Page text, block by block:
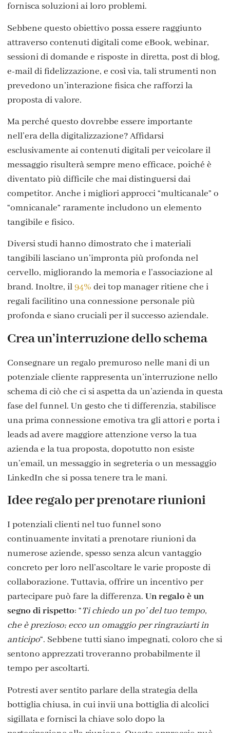
fornisca soluzioni ai loro problemi.
Sebbene questo obiettivo possa essere raggiunto
attraverso contenuti digitali come eBook, webinar,
sessioni di domande e risposte in diretta, post di blog,
e-mail di fidelizzazione, e così via, tali strumenti non
prevedono un’interazione fisica che rafforzi la
proposta di valore.
Ma perché questo dovrebbe essere importante
nell’era della digitalizzazione? Affidarsi
esclusivamente ai contenuti digitali per veicolare il
messaggio risulterà sempre meno efficace, poiché è
diventato più difficile che mai distinguersi dai
competitor. Anche i migliori approcci “multicanale” o
“omnicanale” raramente includono un elemento
tangibile e fisico.
Diversi studi hanno dimostrato che i materiali
tangibili lasciano un’impronta più profonda nel
cervello, migliorando la memoria e l’associazione al
brand. Inoltre, il94% dei top manager ritiene che i
regali facilitino una connessione personale più
profonda e siano cruciali per il successo aziendale.
Crea un’interruzione dello schema
Consegnare un regalo premuroso nelle mani di un
potenziale cliente rappresenta un’interruzione nello
schema di ciò che ci si aspetta da un’azienda in questa
fase del funnel. Un gesto che ti differenzia, stabilisce
una prima connessione emotiva tra gli attori e porta i
leads ad avere maggiore attenzione verso la tua
azienda e la tua proposta, dopotutto non esiste
un’email, un messaggio in segreteria o un messaggio
LinkedIn che si possa tenere tra le mani.
Idee regalo per prenotare riunioni
I potenziali clienti nel tuo funnel sono
continuamente invitati a prenotare riunioni da
numerose aziende, spesso senza alcun vantaggio
concreto per loro nell’ascoltare le varie proposte di
collaborazione. Tuttavia, offrire un incentivo per
partecipare può fare la differenza. Un regalo è un
segno di rispetto: “Ti chiedo un po’ del tuo tempo,
che è prezioso; ecco un omaggio per ringraziarti in
anticipo“. Sebbene tutti siano impegnati, coloro che si
sentono apprezzati troveranno probabilmente il
tempo per ascoltarti.
Potresti aver sentito parlare della strategia della
bottiglia chiusa, in cui invii una bottiglia di alcolici
sigillata e fornisci la chiave solo dopo la